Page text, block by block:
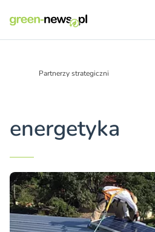
Partnerzy strategiczni
energetyka